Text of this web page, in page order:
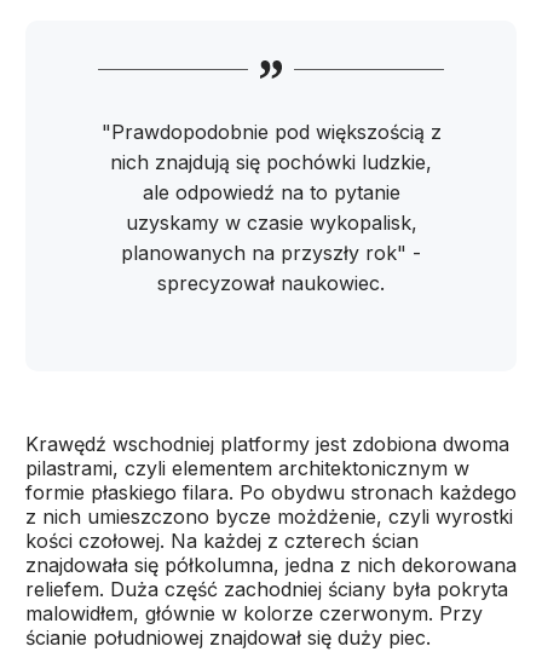
"Prawdopodobnie pod większością z
nich znajdują się pochówki ludzkie,
ale odpowiedź na to pytanie
uzyskamy w czasie wykopalisk,
planowanych na przyszły rok" -
sprecyzował naukowiec.
Krawędź wschodniej platformy jest zdobiona dwoma
pilastrami, czyli elementem architektonicznym w
formie płaskiego filara. Po obydwu stronach każdego
z nich umieszczono bycze możdżenie, czyli wyrostki
kości czołowej. Na każdej z czterech ścian
znajdowała się półkolumna, jedna z nich dekorowana
reliefem. Duża część zachodniej ściany była pokryta
malowidłem, głównie w kolorze czerwonym. Przy
ścianie południowej znajdował się duży piec.